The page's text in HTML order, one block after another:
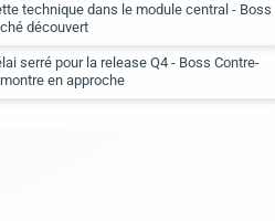
technique dans le module central - Boss
découvert
serré pour la release Q4 - Boss Contre-
montre en approche